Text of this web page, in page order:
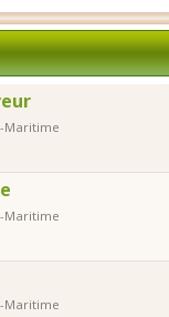
Maritime
Maritime
Maritime